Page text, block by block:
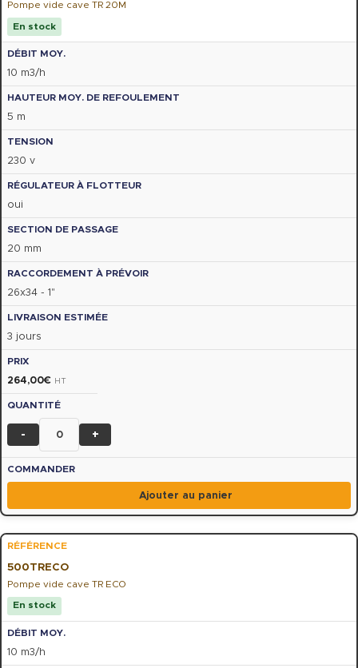
Pompe vide cave TR 20M
En stock
10 m3/h
5 m
230 v
oui
20 mm
26x34 - 1"
3 jours
264,00€ HT
- +
Ajouter au panier
500TRECO
Pompe vide cave TR ECO
En stock
10 m3/h